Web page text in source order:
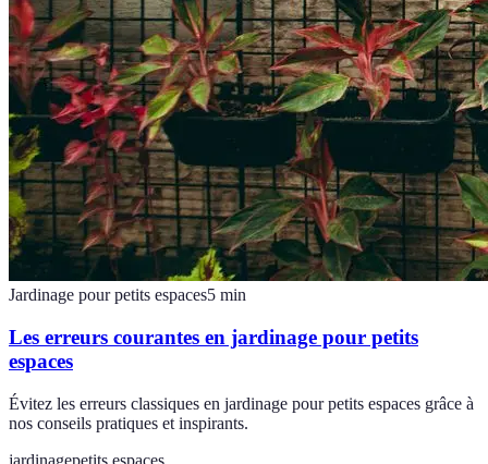
Jardinage pour petits espaces5 min
Les erreurs courantes en jardinage pour petits
espaces
Évitez les erreurs classiques en jardinage pour petits espaces grâce à
nos conseils pratiques et inspirants.
jardinagepetits espaces